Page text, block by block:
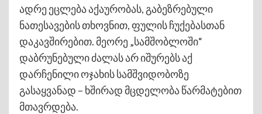
ადრე ეცლება აქაურობას, გაბეზრებული
ნათესავების თხოვნით, ფულის ჩუქებასთან
დაკავშირებით. მეორე „სამშობლოში“
დაბრუნებული ძალას არ იშურებს აქ
დარჩენილი ოჯახის სამშვიდობოზე
გასაყვანად – ხშირად მცდელობა წარმატებით
მთავრდება.